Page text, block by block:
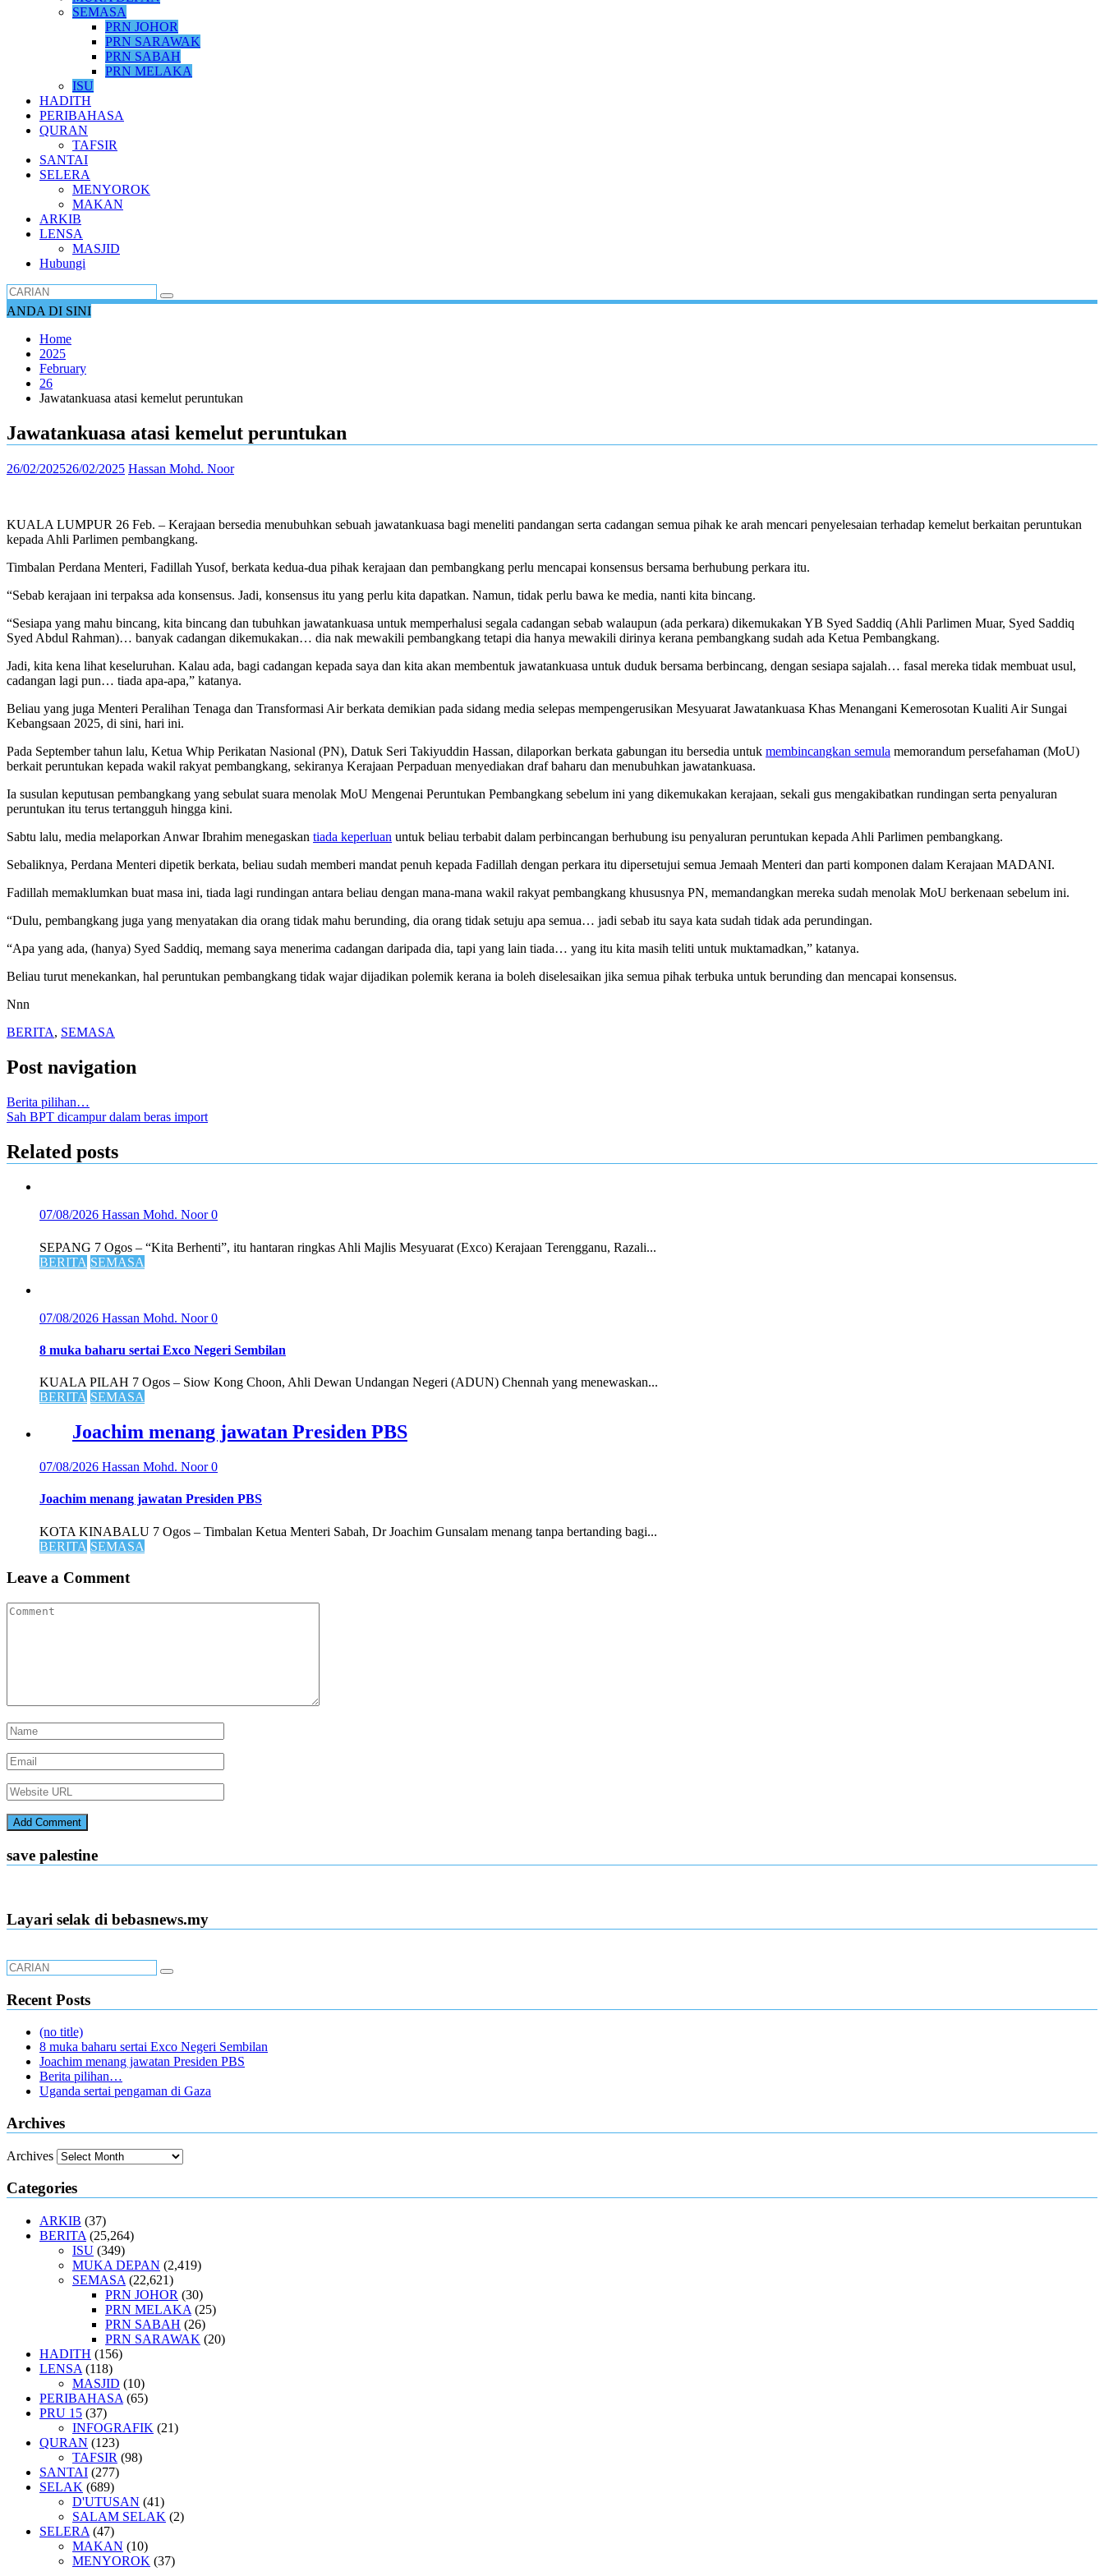
SEMASA
PRN JOHOR
PRN SARAWAK
PRN SABAH
PRN MELAKA
ISU
HADITH
PERIBAHASA
QURAN
TAFSIR
SANTAI
SELERA
MENYOROK
MAKAN
ARKIB
LENSA
MASJID
Hubungi
ANDA DI SINI
Home
2025
February
26
Jawatankuasa atasi kemelut peruntukan
Jawatankuasa atasi kemelut peruntukan
26/02/202526/02/2025 Hassan Mohd. Noor
KUALA LUMPUR 26 Feb. – Kerajaan bersedia menubuhkan sebuah jawatankuasa bagi meneliti pandangan serta cadangan semua pihak ke arah mencari penyelesaian terhadap kemelut berkaitan peruntukan
kepada Ahli Parlimen pembangkang.
Timbalan Perdana Menteri, Fadillah Yusof, berkata kedua-dua pihak kerajaan dan pembangkang perlu mencapai konsensus bersama berhubung perkara itu.
“Sebab kerajaan ini terpaksa ada konsensus. Jadi, konsensus itu yang perlu kita dapatkan. Namun, tidak perlu bawa ke media, nanti kita bincang.
“Sesiapa yang mahu bincang, kita bincang dan tubuhkan jawatankuasa untuk memperhalusi segala cadangan sebab walaupun (ada perkara) dikemukakan YB Syed Saddiq (Ahli Parlimen Muar, Syed Saddiq
Syed Abdul Rahman)… banyak cadangan dikemukakan… dia nak mewakili pembangkang tetapi dia hanya mewakili dirinya kerana pembangkang sudah ada Ketua Pembangkang.
Jadi, kita kena lihat keseluruhan. Kalau ada, bagi cadangan kepada saya dan kita akan membentuk jawatankuasa untuk duduk bersama berbincang, dengan sesiapa sajalah… fasal mereka tidak membuat usul,
cadangan lagi pun… tiada apa-apa,” katanya.
Beliau yang juga Menteri Peralihan Tenaga dan Transformasi Air berkata demikian pada sidang media selepas mempengerusikan Mesyuarat Jawatankuasa Khas Menangani Kemerosotan Kualiti Air Sungai
Kebangsaan 2025, di sini, hari ini.
Pada September tahun lalu, Ketua Whip Perikatan Nasional (PN), Datuk Seri Takiyuddin Hassan, dilaporkan berkata gabungan itu bersedia untuk membincangkan semula memorandum persefahaman (MoU)
berkait peruntukan kepada wakil rakyat pembangkang, sekiranya Kerajaan Perpaduan menyediakan draf baharu dan menubuhkan jawatankuasa.
Ia susulan keputusan pembangkang yang sebulat suara menolak MoU Mengenai Peruntukan Pembangkang sebelum ini yang dikemukakan kerajaan, sekali gus mengakibatkan rundingan serta penyaluran
peruntukan itu terus tertangguh hingga kini.
Sabtu lalu, media melaporkan Anwar Ibrahim menegaskan tiada keperluan untuk beliau terbabit dalam perbincangan berhubung isu penyaluran peruntukan kepada Ahli Parlimen pembangkang.
Sebaliknya, Perdana Menteri dipetik berkata, beliau sudah memberi mandat penuh kepada Fadillah dengan perkara itu dipersetujui semua Jemaah Menteri dan parti komponen dalam Kerajaan MADANI.
Fadillah memaklumkan buat masa ini, tiada lagi rundingan antara beliau dengan mana-mana wakil rakyat pembangkang khususnya PN, memandangkan mereka sudah menolak MoU berkenaan sebelum ini.
“Dulu, pembangkang juga yang menyatakan dia orang tidak mahu berunding, dia orang tidak setuju apa semua… jadi sebab itu saya kata sudah tidak ada perundingan.
“Apa yang ada, (hanya) Syed Saddiq, memang saya menerima cadangan daripada dia, tapi yang lain tiada… yang itu kita masih teliti untuk muktamadkan,” katanya.
Beliau turut menekankan, hal peruntukan pembangkang tidak wajar dijadikan polemik kerana ia boleh diselesaikan jika semua pihak terbuka untuk berunding dan mencapai konsensus.
Nnn
BERITA, SEMASA
Post navigation
Berita pilihan…
Sah BPT dicampur dalam beras import
Related posts
07/08/2026 Hassan Mohd. Noor0
SEPANG 7 Ogos – “Kita Berhenti”, itu hantaran ringkas Ahli Majlis Mesyuarat (Exco) Kerajaan Terengganu, Razali...
BERITA SEMASA
07/08/2026 Hassan Mohd. Noor0
8 muka baharu sertai Exco Negeri Sembilan
KUALA PILAH 7 Ogos – Siow Kong Choon, Ahli Dewan Undangan Negeri (ADUN) Chennah yang menewaskan...
BERITA SEMASA
Joachim menang jawatan Presiden PBS
07/08/2026 Hassan Mohd. Noor0
Joachim menang jawatan Presiden PBS
KOTA KINABALU 7 Ogos – Timbalan Ketua Menteri Sabah, Dr Joachim Gunsalam menang tanpa bertanding bagi...
BERITA SEMASA
Leave a Comment
save palestine
Layari selak di bebasnews.my
Recent Posts
(no title)
8 muka baharu sertai Exco Negeri Sembilan
Joachim menang jawatan Presiden PBS
Berita pilihan…
Uganda sertai pengaman di Gaza
Archives
Archives
Categories
ARKIB (37)
BERITA (25,264)
ISU (349)
MUKA DEPAN (2,419)
SEMASA (22,621)
PRN JOHOR (30)
PRN MELAKA (25)
PRN SABAH (26)
PRN SARAWAK (20)
HADITH (156)
LENSA (118)
MASJID (10)
PERIBAHASA (65)
PRU 15 (37)
INFOGRAFIK (21)
QURAN (123)
TAFSIR (98)
SANTAI (277)
SELAK (689)
D'UTUSAN (41)
SALAM SELAK (2)
SELERA (47)
MAKAN (10)
MENYOROK (37)